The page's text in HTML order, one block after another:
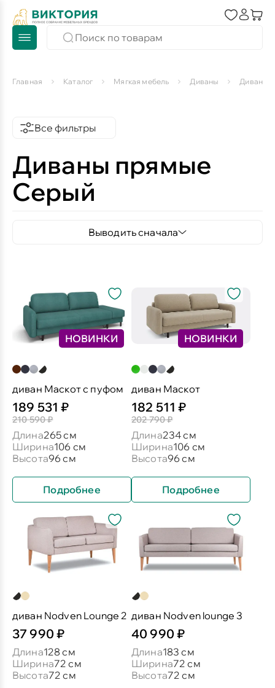
Главная Каталог Мягкая мебель Диваны Диваны
Все фильтры
Диваны прямые
Серый
Выводить сначала
НОВИНКИ
диван Маскот с пуфом
189 531 ₽
210 590 ₽
Длина265 см
Ширина106 см
Высота96 см
Подробнее
НОВИНКИ
диван Маскот
182 511 ₽
202 790 ₽
Длина234 см
Ширина106 см
Высота96 см
Подробнее
диван Nodven Lounge 2
37 990 ₽
Длина128 см
Ширина72 см
Высота72 см
диван Nodven lounge 3
40 990 ₽
Длина183 см
Ширина72 см
Высота72 см